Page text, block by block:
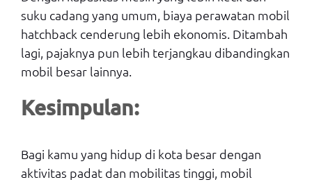
suku cadang yang umum, biaya perawatan mobil
hatchback cenderung lebih ekonomis. Ditambah
lagi, pajaknya pun lebih terjangkau dibandingkan
mobil besar lainnya.
Kesimpulan:
Bagi kamu yang hidup di kota besar dengan
aktivitas padat dan mobilitas tinggi, mobil